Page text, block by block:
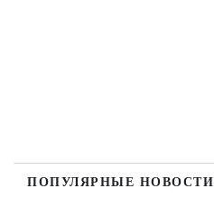
ПОПУЛЯРНЫЕ НОВОСТИ